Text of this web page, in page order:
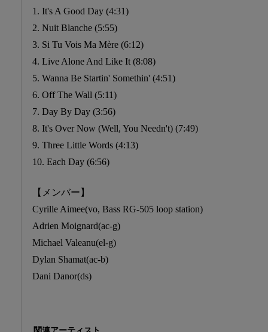
1. It's A Good Day (4:31)
2. Nuit Blanche (5:55)
3. Si Tu Vois Ma Mère (6:12)
4. Live Alone And Like It (8:08)
5. Wanna Be Startin' Somethin' (4:51)
6. Off The Wall (5:11)
7. Day By Day (3:56)
8. It's Over Now (Well, You Needn't) (7:49)
9. Three Little Words (4:13)
10. Each Day (6:56)
【メンバー】
Cyrille Aimee(vo, Bass RG-505 loop station)
Adrien Moignard(ac-g)
Michael Valeanu(el-g)
Dylan Shamat(ac-b)
Dani Danor(ds)